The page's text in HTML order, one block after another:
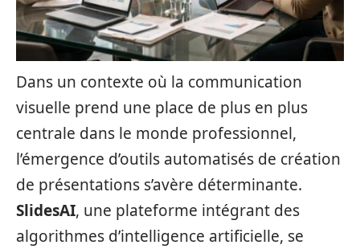
Dans un contexte où la communication
visuelle prend une place de plus en plus
centrale dans le monde professionnel,
l’émergence d’outils automatisés de création
de présentations s’avère déterminante.
SlidesAI, une plateforme intégrant des
algorithmes d’intelligence artificielle, se